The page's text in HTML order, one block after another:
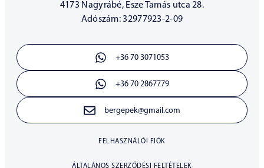
4173 Nagyrábé, Esze Tamás utca 28.
Adószám: 32977923-2-09
+36 70 3071053
+36 70 2867779
bergepek@gmail.com
FELHASZNÁLÓI FIÓK
ÁLTALÁNOS SZERZŐDÉSI FELTÉTELEK